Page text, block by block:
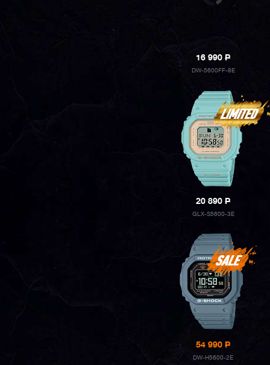
16 990P
DW-5600FF-8E
20 890P
GLX-S5600-3E
54 990P
DW-H5600-2E